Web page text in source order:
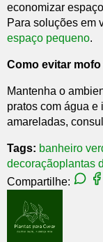
economizar
Para soluções em
espaço pequeno.
Como evitar mofo
Mantenha o
pratos com água
amareladas,
Tags: banheiro
decoraçãoplantas
Compartilhe: